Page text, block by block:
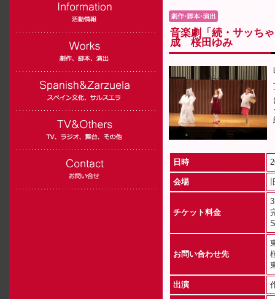
音楽劇「続・サッち
成 桜田ゆみ
日時
会場
チケット料金
お問い合わせ先
出演